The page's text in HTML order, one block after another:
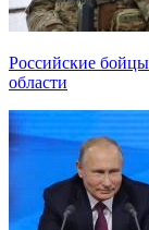
Российские
области